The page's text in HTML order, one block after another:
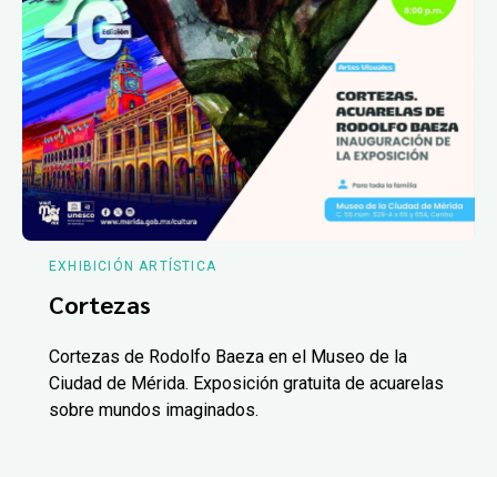
EXHIBICIÓN ARTÍSTICA
Cortezas
Cortezas de Rodolfo Baeza en el Museo de la
Ciudad de Mérida. Exposición gratuita de acuarelas
sobre mundos imaginados.